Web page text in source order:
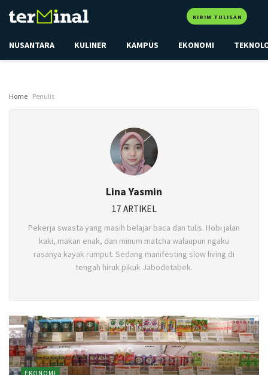
KIRIM TULISAN
NUSANTARA KULINER KAMPUS EKONOMI
Home Penulis
Lina Yasmin
17 ARTIKEL
Pekerja swasta yang masih belajar baca dan tulis. Hobi jalan
kaki, makan enak, dan minum matcha walaupun ngaku
rasanya kayak rumput. Sedang manifesting slow living di
tengah hiruk pikuk Jabodetabek.
EKONOMI